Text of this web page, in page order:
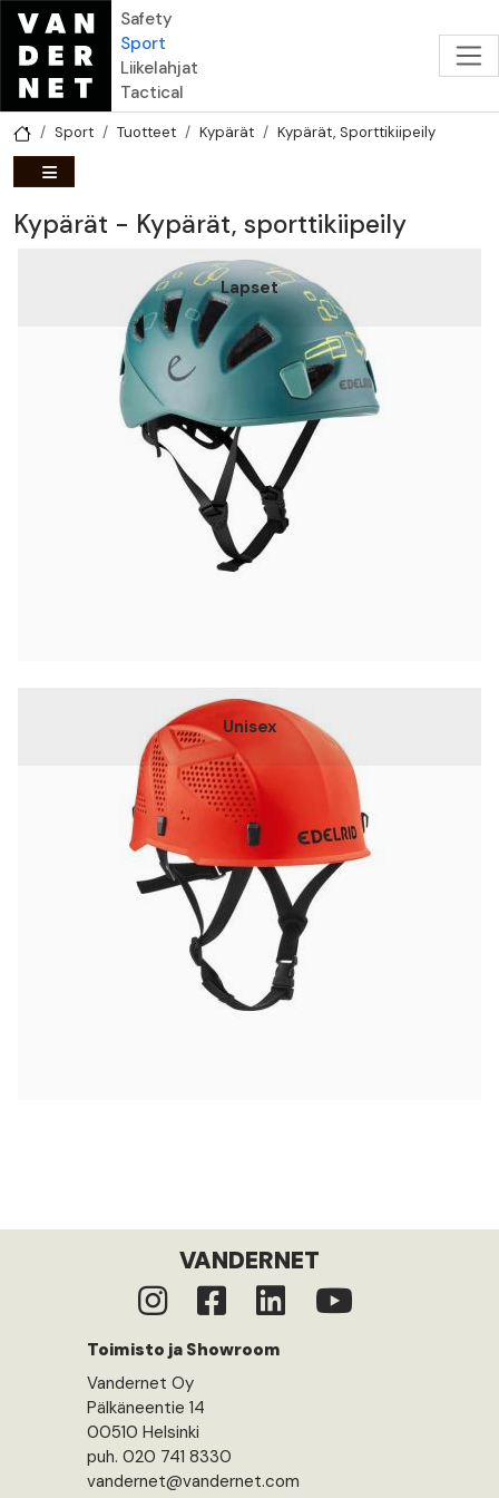
Hyppää pääsisältöön
Safety
Sport
Liikelahjat
Tactical
Sport Tuotteet Kypärät Kypärät, Sporttikiipeily
Kypärät - Kypärät, sporttikiipeily
Lapset
Unisex
VANDERNET
Toimisto ja Showroom
Vandernet Oy
Pälkäneentie 14
00510 Helsinki
puh. 020 741 8330
vandernet@vandernet.com